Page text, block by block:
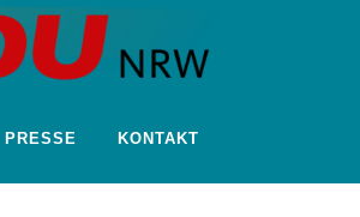
PRESSE KONTAKT